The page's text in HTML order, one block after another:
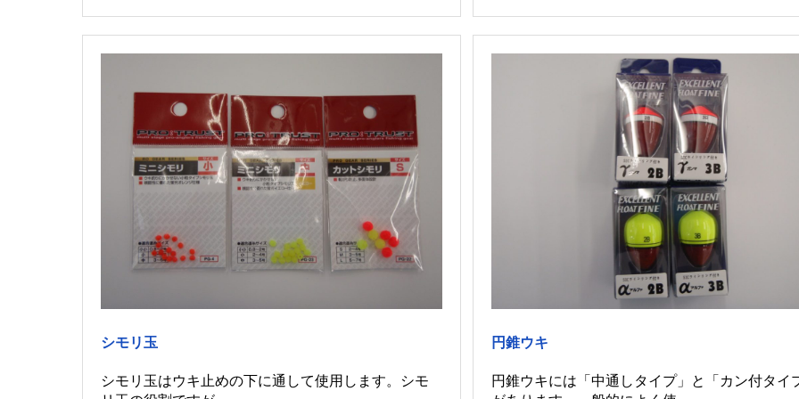
シモリ玉
シモリ玉はウキ止めの下に通して使用します。シモ
円錐ウキ
円錐ウキには「中通しタイプ」と「カン付タイ